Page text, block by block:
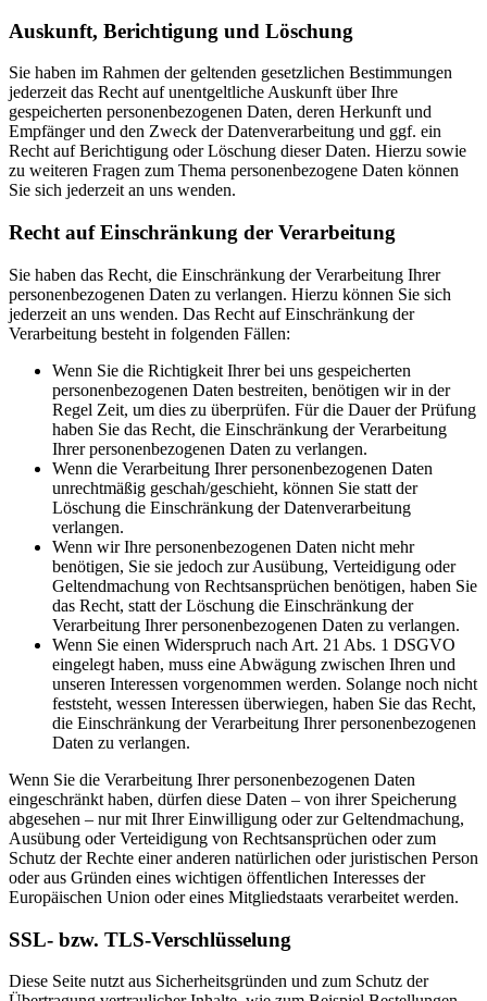
Auskunft, Berichtigung und Löschung
Sie haben im Rahmen der geltenden gesetzlichen Bestimmungen
jederzeit das Recht auf unentgeltliche Auskunft über Ihre
gespeicherten personenbezogenen Daten, deren Herkunft und
Empfänger und den Zweck der Datenverarbeitung und ggf. ein
Recht auf Berichtigung oder Löschung dieser Daten. Hierzu sowie
zu weiteren Fragen zum Thema personenbezogene Daten können
Sie sich jederzeit an uns wenden.
Recht auf Einschränkung der Verarbeitung
Sie haben das Recht, die Einschränkung der Verarbeitung Ihrer
personenbezogenen Daten zu verlangen. Hierzu können Sie sich
jederzeit an uns wenden. Das Recht auf Einschränkung der
Verarbeitung besteht in folgenden Fällen:
Wenn Sie die Richtigkeit Ihrer bei uns gespeicherten
personenbezogenen Daten bestreiten, benötigen wir in der
Regel Zeit, um dies zu überprüfen. Für die Dauer der Prüfung
haben Sie das Recht, die Einschränkung der Verarbeitung
Ihrer personenbezogenen Daten zu verlangen.
Wenn die Verarbeitung Ihrer personenbezogenen Daten
unrechtmäßig geschah/geschieht, können Sie statt der
Löschung die Einschränkung der Datenverarbeitung
verlangen.
Wenn wir Ihre personenbezogenen Daten nicht mehr
benötigen, Sie sie jedoch zur Ausübung, Verteidigung oder
Geltendmachung von Rechtsansprüchen benötigen, haben Sie
das Recht, statt der Löschung die Einschränkung der
Verarbeitung Ihrer personenbezogenen Daten zu verlangen.
Wenn Sie einen Widerspruch nach Art. 21 Abs. 1 DSGVO
eingelegt haben, muss eine Abwägung zwischen Ihren und
unseren Interessen vorgenommen werden. Solange noch nicht
feststeht, wessen Interessen überwiegen, haben Sie das Recht,
die Einschränkung der Verarbeitung Ihrer personenbezogenen
Daten zu verlangen.
Wenn Sie die Verarbeitung Ihrer personenbezogenen Daten
eingeschränkt haben, dürfen diese Daten – von ihrer Speicherung
abgesehen – nur mit Ihrer Einwilligung oder zur Geltendmachung,
Ausübung oder Verteidigung von Rechtsansprüchen oder zum
Schutz der Rechte einer anderen natürlichen oder juristischen Person
oder aus Gründen eines wichtigen öffentlichen Interesses der
Europäischen Union oder eines Mitgliedstaats verarbeitet werden.
SSL- bzw. TLS-Verschlüsselung
Diese Seite nutzt aus Sicherheitsgründen und zum Schutz der